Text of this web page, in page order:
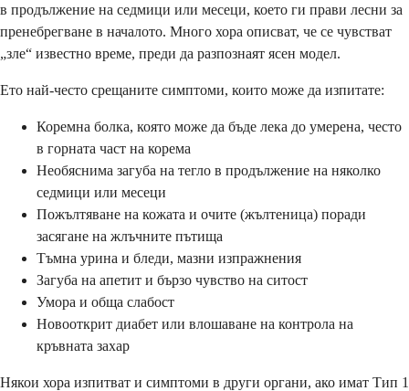
в продължение на седмици или месеци, което ги прави лесни за
пренебрегване в началото. Много хора описват, че се чувстват
„зле“ известно време, преди да разпознаят ясен модел.
Ето най-често срещаните симптоми, които може да изпитате:
Коремна болка, която може да бъде лека до умерена, често
в горната част на корема
Необяснима загуба на тегло в продължение на няколко
седмици или месеци
Пожълтяване на кожата и очите (жълтеница) поради
засягане на жлъчните пътища
Тъмна урина и бледи, мазни изпражнения
Загуба на апетит и бързо чувство на ситост
Умора и обща слабост
Новооткрит диабет или влошаване на контрола на
кръвната захар
Някои хора изпитват и симптоми в други органи, ако имат Тип 1